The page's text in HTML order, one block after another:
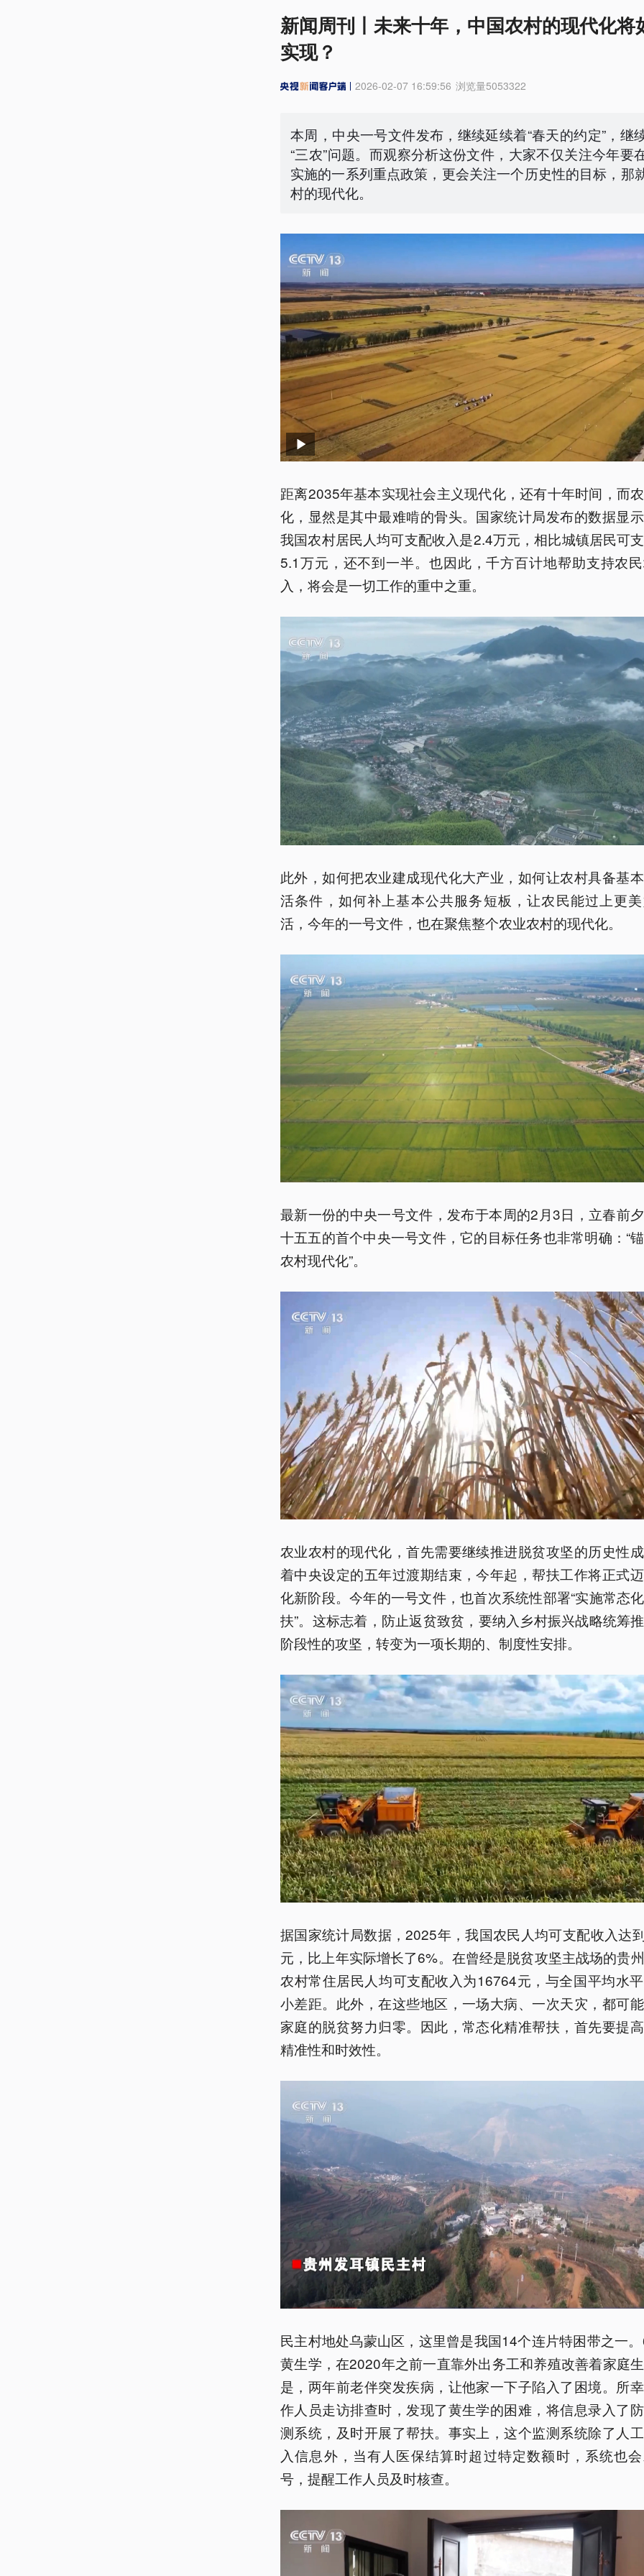
新闻周刊丨未来十年，中国农村的现代化将
实现？
2026-02-07 16:59:56 浏览量5053322
本周，中央一号文件发布，继续延续着“春天的约定”，继
“三农”问题。而观察分析这份文件，大家不仅关注今年要
实施的一系列重点政策，更会关注一个历史性的目标，那
村的现代化。
距离2035年基本实现社会主义现代化，还有十年时间，而
化，显然是其中最难啃的骨头。国家统计局发布的数据显
我国农村居民人均可支配收入是2.4万元，相比城镇居民可
5.1万元，还不到一半。也因此，千方百计地帮助支持农
入，将会是一切工作的重中之重。
此外，如何把农业建成现代化大产业，如何让农村具备基
活条件，如何补上基本公共服务短板，让农民能过上更
活，今年的一号文件，也在聚焦整个农业农村的现代化。
最新一份的中央一号文件，发布于本周的2月3日，立春前
十五五的首个中央一号文件，它的目标任务也非常明确：“
农村现代化”。
农业农村的现代化，首先需要继续推进脱贫攻坚的历史性
着中央设定的五年过渡期结束，今年起，帮扶工作将正式
化新阶段。今年的一号文件，也首次系统性部署“实施常态
扶”。这标志着，防止返贫致贫，要纳入乡村振兴战略统筹
阶段性的攻坚，转变为一项长期的、制度性安排。
据国家统计局数据，2025年，我国农民人均可支配收入达
元，比上年实际增长了6%。在曾经是脱贫攻坚主战场的贵
农村常住居民人均可支配收入为16764元，与全国平均水
小差距。此外，在这些地区，一场大病、一次天灾，都可
家庭的脱贫努力归零。因此，常态化精准帮扶，首先要提
精准性和时效性。
民主村地处乌蒙山区，这里曾是我国14个连片特困带之一
黄生学，在2020年之前一直靠外出务工和养殖改善着家庭
是，两年前老伴突发疾病，让他家一下子陷入了困境。所
作人员走访排查时，发现了黄生学的困难，将信息录入了
测系统，及时开展了帮扶。事实上，这个监测系统除了人
入信息外，当有人医保结算时超过特定数额时，系统也
号，提醒工作人员及时核查。